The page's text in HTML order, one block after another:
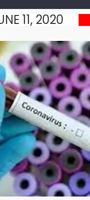
11, 2020